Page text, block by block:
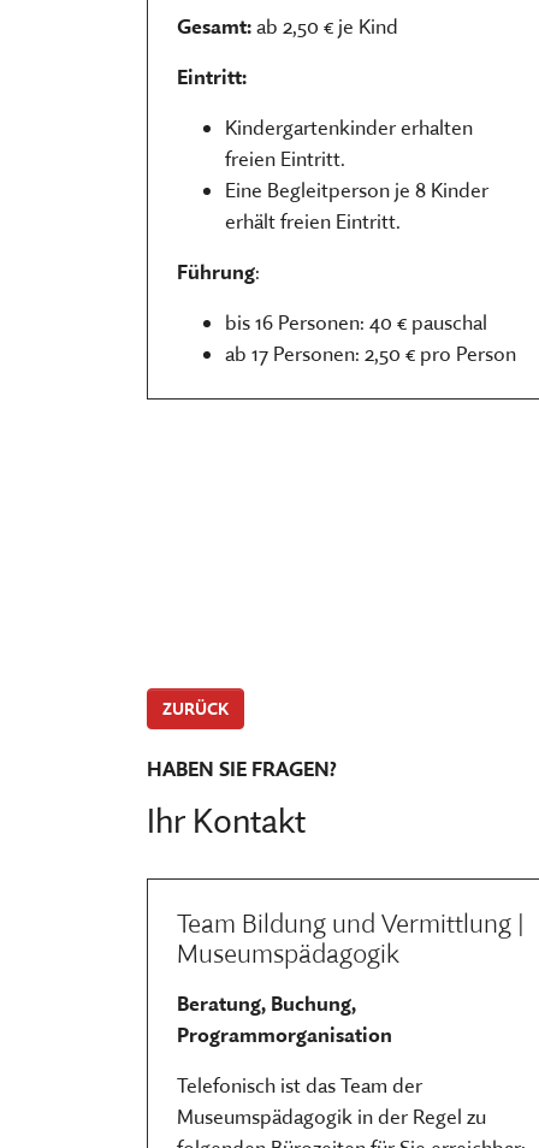
Gesamt:ab 2,50 € je Kind
Eintritt:
Kindergartenkinder erhalten
freien Eintritt.
Eine Begleitperson je 8 Kinder
erhält freien Eintritt.
Führung:
bis 16 Personen: 40 € pauschal
ab 17 Personen: 2,50 € pro Person
ZURÜCK
Ihr Kontakt
HABEN SIE FRAGEN?
Team Bildung und Vermittlung |
Museumspädagogik
Beratung, Buchung,
Programmorganisation
Telefonisch ist das Team der
Museumspädagogik in der Regel zu